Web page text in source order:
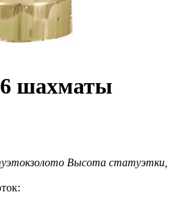
шахматы
золото Высота статуэтки,